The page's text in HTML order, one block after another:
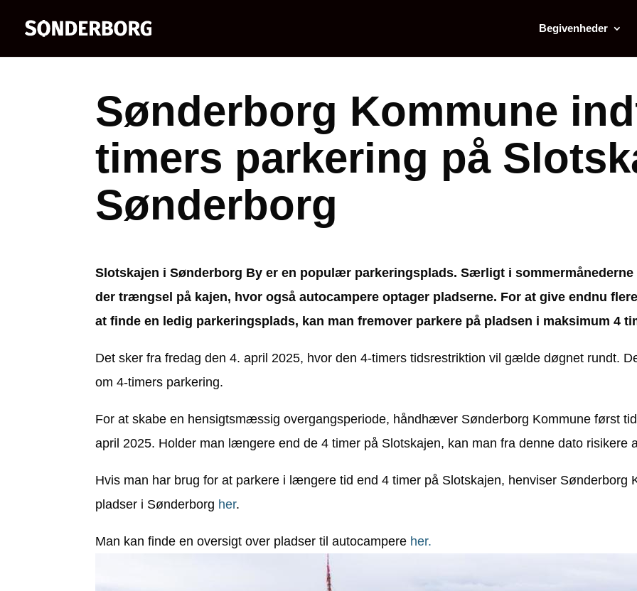
Begivenheder
Sønderborg Kommune
timers parkering på
Sønderborg
Slotskajen i Sønderborg By er en populær parkeringsplads. Særligt i sommermånederne
der trængsel på kajen, hvor også autocampere optager pladserne. For at give endnu
at finde en ledig parkeringsplads, kan man fremover parkere på pladsen i maksimum 4
Det sker fra fredag den 4. april 2025, hvor den 4-timers tidsrestriktion vil gælde døgnet rundt.
om 4-timers parkering.
For at skabe en hensigtsmæssig overgangsperiode, håndhæver Sønderborg Kommune først
april 2025. Holder man længere end de 4 timer på Slotskajen, kan man fra denne dato risikere
Hvis man har brug for at parkere i længere tid end 4 timer på Slotskajen, henviser Sønderborg
pladser i Sønderborg her.
Man kan finde en oversigt over pladser til autocampere her.